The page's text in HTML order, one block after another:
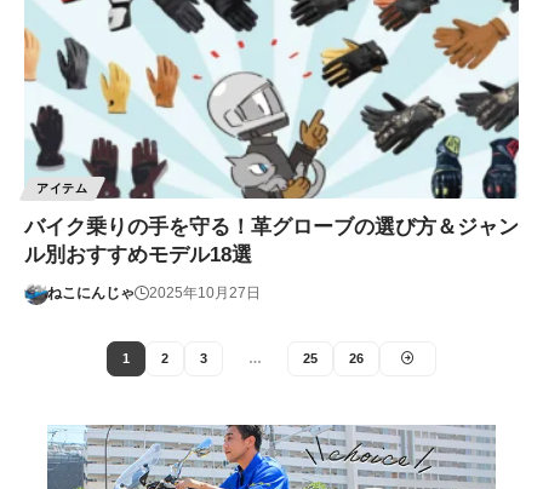
アイテム
バイク乗りの手を守る！革グローブの選び方＆ジャン
ル別おすすめモデル18選
ねこにんじゃ 2025年10月27日
1 2 3 … 25 26